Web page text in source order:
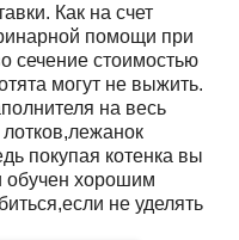
Как на счет
помощи при
сечение стоимостью
могут не выжить.
на весь
покупая котенка вы
обучен хорошим
не уделять